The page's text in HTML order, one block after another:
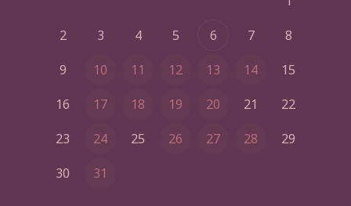
2
3 4 5 6 7
8
9
10 11 12 13 14
15
16
17 18 19 20 21
22
23
24 25 26 27 28
29
30
31